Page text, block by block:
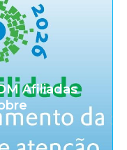
Afiliadas